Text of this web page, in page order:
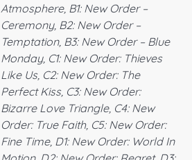
Atmosphere, B1: New Order –
Ceremony, B2: New Order –
Temptation, B3: New Order – Blue
Monday, C1: New Order: Thieves
Like Us, C2: New Order: The
Perfect Kiss, C3: New Order:
Bizarre Love Triangle, C4: New
Order: True Faith, C5: New Order:
Fine Time, D1: New Order: World In